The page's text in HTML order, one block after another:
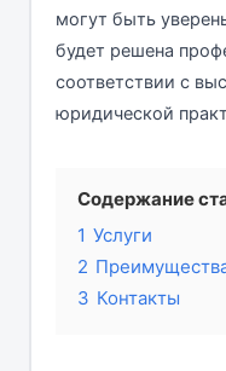
могут быть
будет решена
соответствии с
юридической
Содержание
1 Услуги
2
3 Контакты